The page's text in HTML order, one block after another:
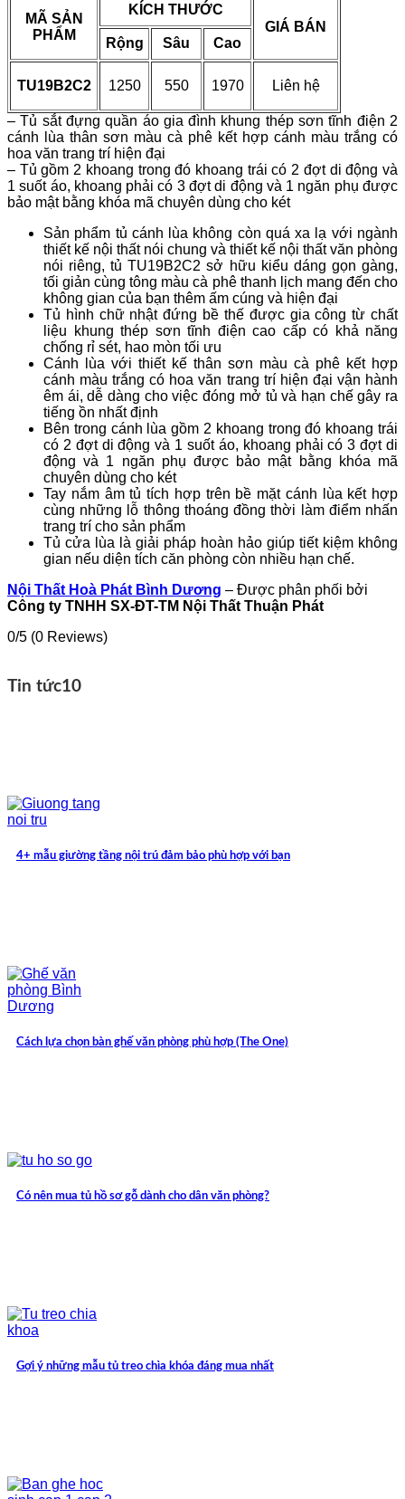
MÃ SẢN
PHẨM
KÍCH THƯỚC
GIÁ BÁN
Rộng
Sâu Cao
TU19B2C2 1250 550 1970 Liên hệ
–Tủ sắt đựng quần áogia đình khung thép sơn tĩnh điện 2
cánh lùa thân sơn màu cà phê kết hợp cánh màu trắng có
hoa văn trang trí hiện đại
– Tủ gồm 2 khoang trong đó khoang trái có 2 đợt di động và
1 suốt áo, khoang phải có 3 đợt di động và 1 ngăn phụ được
bảo mật bằng khóa mã chuyên dùng cho két
Sản phẩm tủ cánh lùa không còn quá xa lạ với ngành
thiết kế nội thất nói chung và thiết kế nội thất văn phòng
nói riêng, tủ TU19B2C2 sở hữu kiểu dáng gọn gàng,
tối giản cùng tông màu cà phê thanh lịch mang đến cho
không gian của bạn thêm ấm cúng và hiện đại
Tủ hình chữ nhật đứng bề thế được gia công từ chất
liệu khung thép sơn tĩnh điện cao cấp có khả năng
chống rỉ sét, hao mòn tối ưu
Cánh lùa với thiết kế thân sơn màu cà phê kết hợp
cánh màu trắng có hoa văn trang trí hiện đại vận hành
êm ái, dễ dàng cho việc đóng mở tủ và hạn chế gây ra
tiếng ồn nhất định
Bên trong cánh lùa gồm 2 khoang trong đó khoang trái
có 2 đợt di động và 1 suốt áo, khoang phải có 3 đợt di
động và 1 ngăn phụ được bảo mật bằng khóa mã
chuyên dùng cho két
Tay nắm âm tủ tích hợp trên bề mặt cánh lùa kết hợp
cùng những lỗ thông thoáng đồng thời làm điểm nhấn
trang trí cho sản phẩm
Tủ cửa lùa là giải pháp hoàn hảo giúp tiết kiệm không
gian nếu diện tích căn phòng còn nhiều hạn chế.
Nội Thất Hoà Phát Bình Dương – Được phân phối bởi
Công ty TNHH SX-ĐT-TM Nội Thất Thuận Phát
0/5 (0 Reviews)
Tin tức10
4+ mẫu giường tầng nội trú đảm bảo phù hợp với bạn
Cách lựa chọn bàn ghế văn phòng phù hợp (The One)
Có nên mua tủ hồ sơ gỗ dành cho dân văn phòng?
Gợi ý những mẫu tủ treo chìa khóa đáng mua nhất